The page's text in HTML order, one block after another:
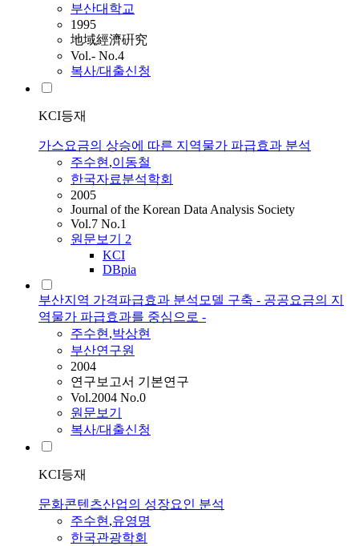
부산대학교
1995
地域經濟硏究
Vol.- No.4
복사/대출신청
KCI등재
가스요금의 상승에 따른 지역물가 파급효과 분석
주수현,이동철
한국자료분석학회
2005
Journal of the Korean Data Analysis Society
Vol.7 No.1
원문보기 2
KCI
DBpia
부산지역 가격파급효과 분석모델 구축 - 공공요금의 지
역물가 파급효과를 중심으로 -
주수현,박상현
부산연구원
2004
연구보고서 기본연구
Vol.2004 No.0
원문보기
복사/대출신청
KCI등재
문화콘텐츠산업의 성장요인 분석
주수현,유영명
한국관광학회